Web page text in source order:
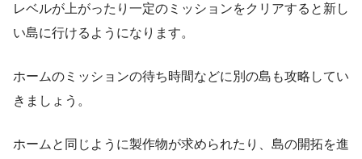
レベルが上がったり一定のミッションをクリアすると新し
い島に行けるようになります。
ホームのミッションの待ち時間などに別の島も攻略してい
きましょう。
ホームと同じように製作物が求められたり、島の開拓を進